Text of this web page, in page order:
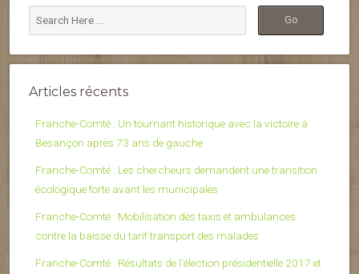
Articles récents
Franche-Comté : Un tournant historique avec la victoire à
Besançon après 73 ans de gauche
Franche-Comté : Les chercheurs demandent une transition
écologique forte avant les municipales
Franche-Comté : Mobilisation des taxis et ambulances
contre la baisse du tarif transport des malades
Franche-Comté : Résultats de l’élection présidentielle 2017 et